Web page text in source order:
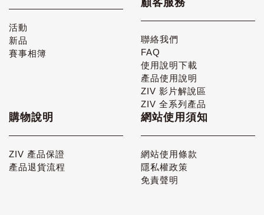
活動
新品
賽事相簿
顧客服務
聯絡我們
FAQ
使用說明下載
產品使用說明
ZIV 影片解說區
ZIV 全系列產品
購物說明
ZIV 產品保證
產品退貨流程
網站使用須知
網站使用條款
隱私權政策
免責聲明